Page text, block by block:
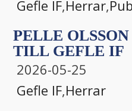
Gefle IF,Herrar,
PELLE
TILL GEFLE IF
2026-05-25
Gefle IF,Herrar